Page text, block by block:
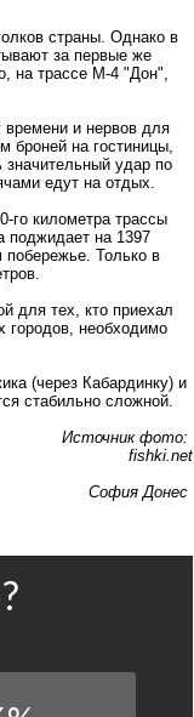
страны. Однако в
за первые же
на трассе М-4 "Дон",
времени и нервов для
броней на гостиницы,
значительный удар по
едут на отдых.
го километра трассы
поджидает на 1397
Только в
для тех, кто приехал
городов, необходимо
(через Кабардинку) и
стабильно сложной.
Источник фото:
fishki.net
София Донес